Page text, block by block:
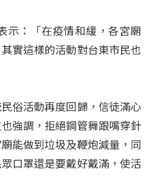
示：「在疫情和緩，各宮廟
實這樣的活動對台東市民也
俗活動再度回歸，信徒滿心
強調，拒絕鋼管舞跟嘴穿針
能做到垃圾及鞭炮減量，同
口罩還是要戴好戴滿，使活